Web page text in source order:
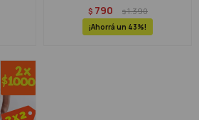
$ 790 $1.390
43